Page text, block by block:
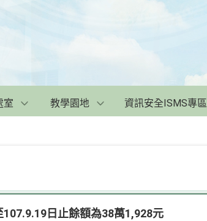
室 教學園地 資訊安全ISMS專區
日止餘額為38萬1,928元